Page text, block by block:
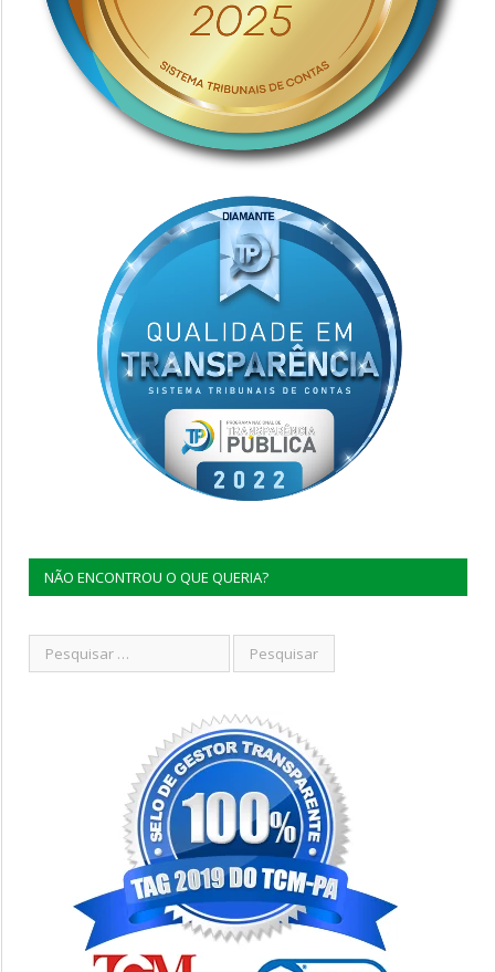
NÃO ENCONTROU O QUE QUERIA?